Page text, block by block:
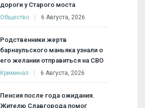
дороги у Старого моста
Общество 6 Августа, 2026
Родственники жертв
барнаульского маньяка узнали о
его желании отправиться на СВО
Криминал 6 Августа, 2026
Пенсия после года ожидания.
Жителю Славгорода помог